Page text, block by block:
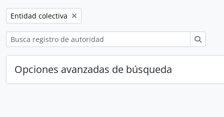
Remove filter:
Entidad colectiva
Opciones avanzadas de búsqueda